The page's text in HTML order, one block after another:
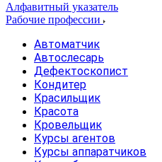
Алфавитный указатель
Рабочие профессии
Автоматчик
Автослесарь
Дефектоскопист
Кондитер
Красильщик
Красота
Кровельщик
Курсы агентов
Курсы аппаратчиков